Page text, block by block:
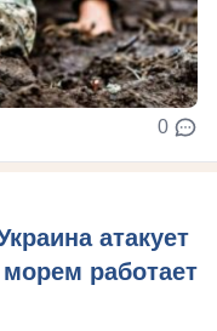
0
атакует
работает